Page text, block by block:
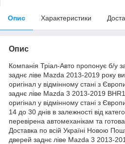
Опис Характеристики
Опис
Компанія Тріал-Авто пропонує б/у
заднє ліве Mazda 2013-2019 року
оригінал у відмінному стані з
заднє ліве Mazda 3 2013-2019
оригінал у відмінному стані з
14 до 30 днів в залежності від
перевірена автомеханікам та
Доставка по всій Україні Новою
дверей заднє ліве Mazda 3 2013-